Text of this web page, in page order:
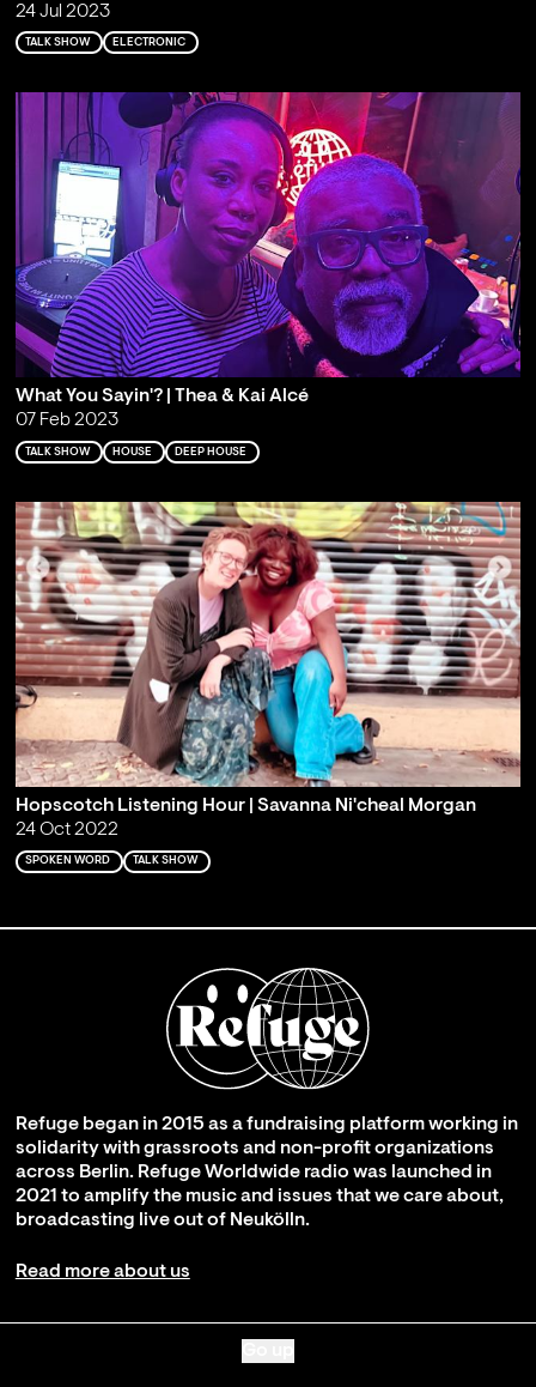
24 Jul 2023
TALK SHOW ELECTRONIC
What You Sayin'? | Thea & Kai Alcé
07 Feb 2023
TALK SHOW HOUSE DEEP HOUSE
Hopscotch Listening Hour | Savanna Ni'cheal Morgan
24 Oct 2022
SPOKEN WORD TALK SHOW
Refuge began in 2015 as a fundraising platform working in
solidarity with grassroots and non-profit organizations
across Berlin. Refuge Worldwide radio was launched in
2021 to amplify the music and issues that we care about,
broadcasting live out of Neukölln.
Read more about us